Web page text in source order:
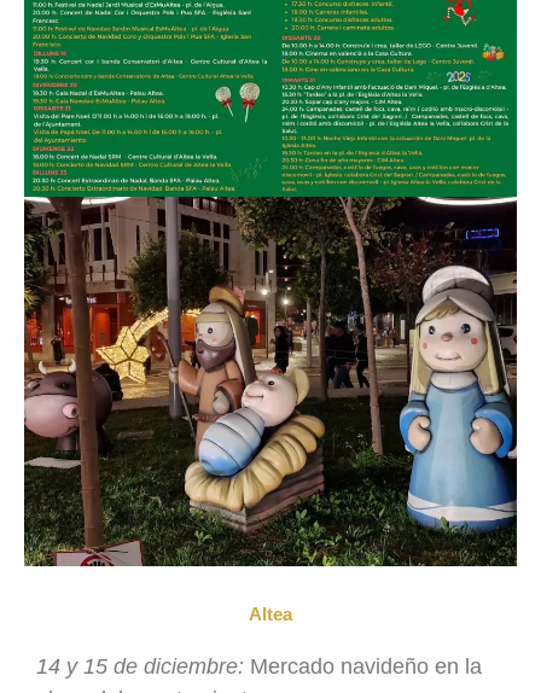
Altea
14 y 15 de diciembre: Mercado navideño en la